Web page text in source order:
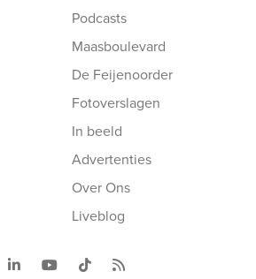
Podcasts
Maasboulevard
De Feijenoorder
Fotoverslagen
In beeld
Advertenties
Over Ons
Liveblog